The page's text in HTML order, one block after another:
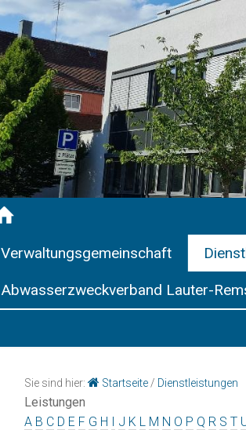
Verwaltungsgemeinschaft
Abwasserzweckverband Lauter-
Sie sind hier: Startseite / Dienstleistungen
Leistungen
A B C D E F G H I J K L M N O P Q R S T